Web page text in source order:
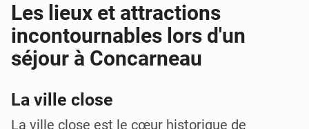
Les lieux et attractions
incontournables lors d'un
séjour à Concarneau
La ville close
La ville close est le cœur historique de